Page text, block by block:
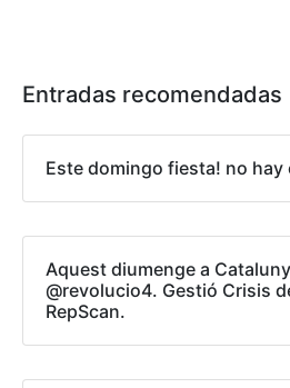
Entradas recomendadas
Este domingo fiesta! no
Aquest diumenge a
@revolucio4. Gestió Crisis
RepScan.